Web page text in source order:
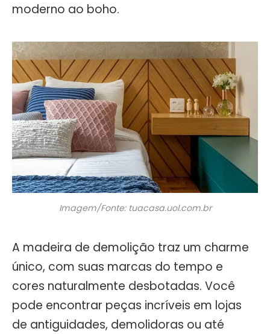
moderno ao boho.
Imagem/Fonte: tuacasa.uol.com.br
A madeira de demolição traz um charme
único, com suas marcas do tempo e
cores naturalmente desbotadas. Você
pode encontrar peças incríveis em lojas
de antiguidades, demolidoras ou até